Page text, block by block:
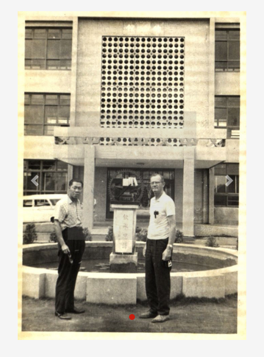
資料調閱申請
管理者登入
Previous Next